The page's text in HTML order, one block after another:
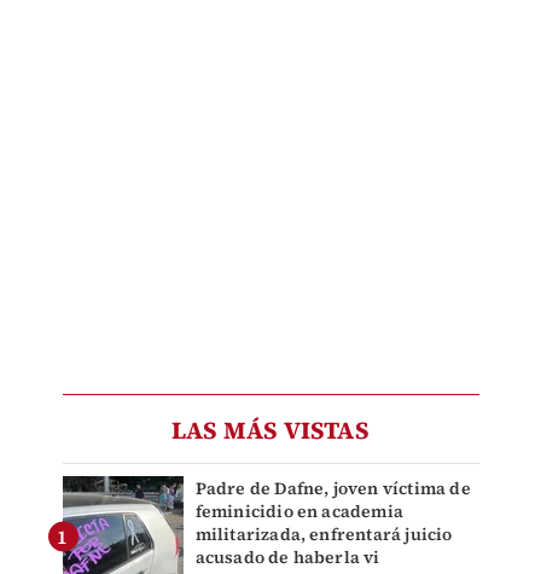
LAS MÁS VISTAS
Padre de Dafne, joven víctima de
feminicidio en academia
militarizada, enfrentará juicio
acusado de haberla vi